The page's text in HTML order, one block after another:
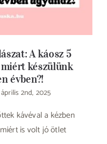
A káosz 5
miért készülünk
évben?!
április 2nd, 2025
kávéval a kézben
is volt jó ötlet